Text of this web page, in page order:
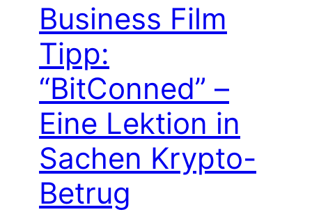
Business Film
Tipp:
“BitConned” –
Eine Lektion in
Sachen Krypto-
Betrug